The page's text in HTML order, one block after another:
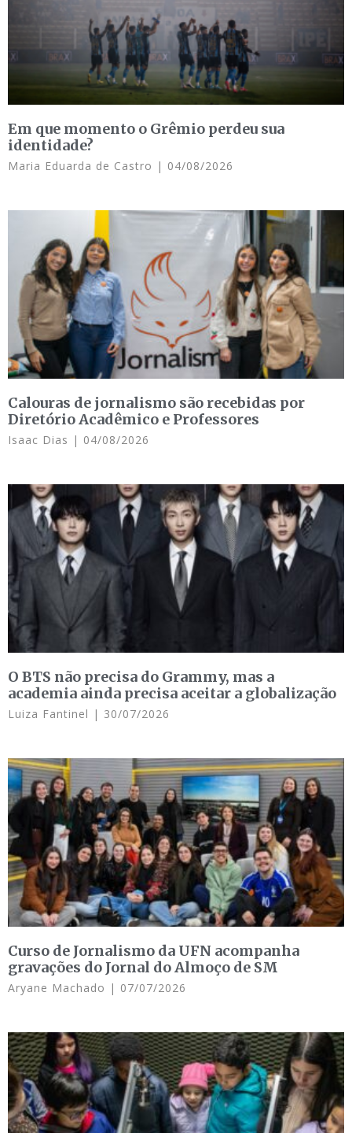
Em que momento o Grêmio perdeu sua
identidade?
Maria Eduarda de Castro 04/08/2026
Calouras de jornalismo são recebidas por
Diretório Acadêmico e Professores
Isaac Dias 04/08/2026
O BTS não precisa do Grammy, mas a
academia ainda precisa aceitar a globalização
Luiza Fantinel 30/07/2026
Curso de Jornalismo da UFN acompanha
gravações do Jornal do Almoço de SM
Aryane Machado 07/07/2026